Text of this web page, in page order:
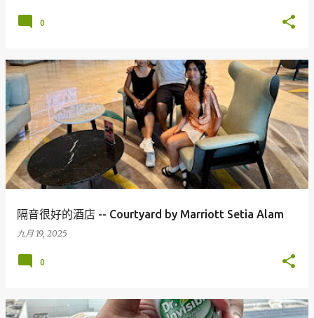
0
隔音很好的酒店 -- Courtyard by Marriott Setia Alam
九月 19, 2025
0